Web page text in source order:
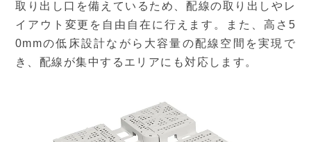
取り出し口を備えているため、配線の取り出しやレ
イアウト変更を自由自在に行えます。また、高さ5
0mmの低床設計ながら大容量の配線空間を実現で
き、配線が集中するエリアにも対応します。